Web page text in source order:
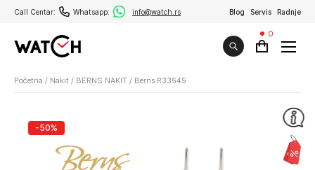
Call Centar: Whatsapp: info@watch.rs Blog Servis Radnje
0
Početna / Nakit / BERNS NAKIT / Berns R33649
-50%